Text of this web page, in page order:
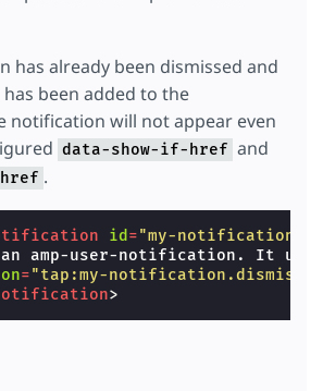
has already been dismissed and
been added to the
notification will not appear even
data-show-if-href and
.
id ="my-notification-
amp-user-notification. It
on="tap:my-notification.dismiss"
>